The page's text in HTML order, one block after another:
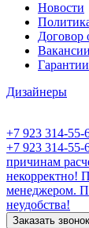
Новости
Договор
Вакансии
Дизайнеры
+7 923 314-55-
+7 923 314-55-
причинам
некорректно!
менеджером.
неудобства!
Заказать звонок